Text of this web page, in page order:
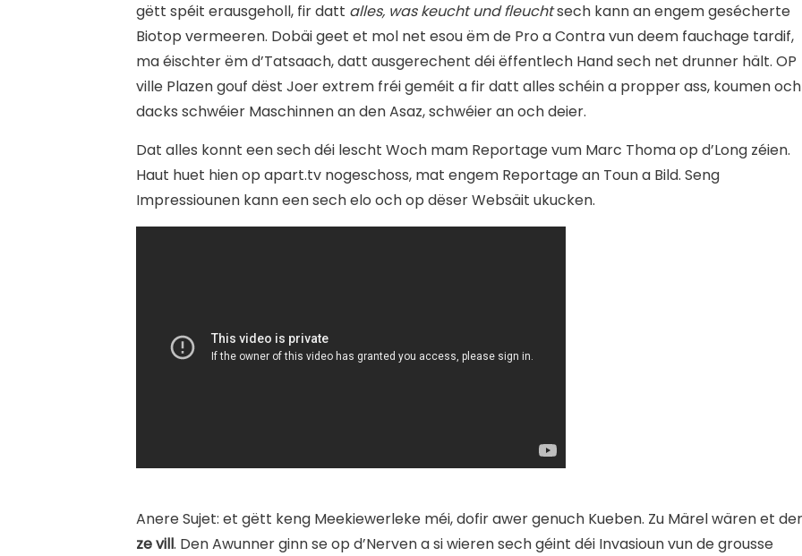
gëtt spéit erausgeholl, fir datt alles, was keucht und fleuchtsech kann an engem gesécherte
Biotop vermeeren. Dobäi geet et mol net esou ëm de Pro a Contra vun deem fauchage tardif,
ma éischter ëm d’Tatsaach, datt ausgerechent déi ëffentlech Hand sech net drunner hält. OP
ville Plazen gouf dëst Joer extrem fréi geméit a fir datt alles schéin a propper ass, koumen och
dacks schwéier Maschinnen an den Asaz, schwéier an och deier.
Dat alles konnt een sech déi lescht Woch mam Reportage vum Marc Thoma op d’Long zéien.
Haut huet hien op apart.tv nogeschoss, mat engem Reportage an Toun a Bild. Seng
Impressiounen kann een sech elo och op dëser Websäit ukucken.
Anere Sujet: et gëtt keng Meekiewerleke méi, dofir awer genuch Kueben. Zu Märel wären et der
ze vill. Den Awunner ginn se op d’Nerven a si wieren sech géint déi Invasioun vun de grousse